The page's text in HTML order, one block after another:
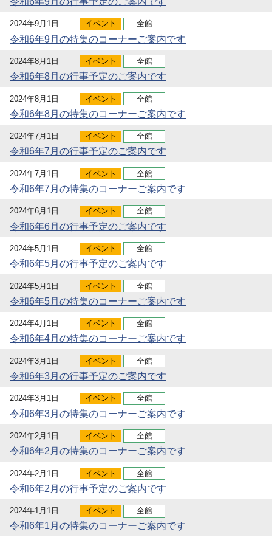
2024年9月1日 イベント 全館
令和6年9月の特集のコーナーご案内です
2024年8月1日 イベント 全館
令和6年8月の行事予定のご案内です
2024年8月1日 イベント 全館
令和6年8月の特集のコーナーご案内です
2024年7月1日 イベント 全館
令和6年7月の行事予定のご案内です
2024年7月1日 イベント 全館
令和6年7月の特集のコーナーご案内です
2024年6月1日 イベント 全館
令和6年6月の行事予定のご案内です
2024年5月1日 イベント 全館
令和6年5月の行事予定のご案内です
2024年5月1日 イベント 全館
令和6年5月の特集のコーナーご案内です
2024年4月1日 イベント 全館
令和6年4月の特集のコーナーご案内です
2024年3月1日 イベント 全館
令和6年3月の行事予定のご案内です
2024年3月1日 イベント 全館
令和6年3月の特集のコーナーご案内です
2024年2月1日 イベント 全館
令和6年2月の特集のコーナーご案内です
2024年2月1日 イベント 全館
令和6年2月の行事予定のご案内です
2024年1月1日 イベント 全館
令和6年1月の特集のコーナーご案内です